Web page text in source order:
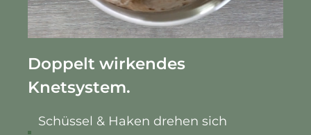
Doppelt wirkendes
Knetsystem.
Schüssel & Haken drehen sich